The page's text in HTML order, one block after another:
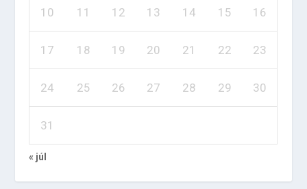
10 11 12 13 14 15 16
17 18 19 20 21 22 23
24 25 26 27 28 29 30
31
« júl